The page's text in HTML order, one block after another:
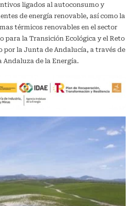
ligados al autoconsumo y
de energía renovable, así como la
térmicos renovables en el sector
para la Transición Ecológica y el Reto
por la Junta de Andalucía, a través de
Andaluza de la Energía.